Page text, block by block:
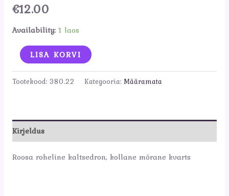
€12.00
Availability: 1 laos
Käevõru
kogus
LISA KORVI
Tootekood: 380.22 Kategooria: Määramata
Kirjeldus
Roosa roheline kaltsedron, kollane mõrane kvarts